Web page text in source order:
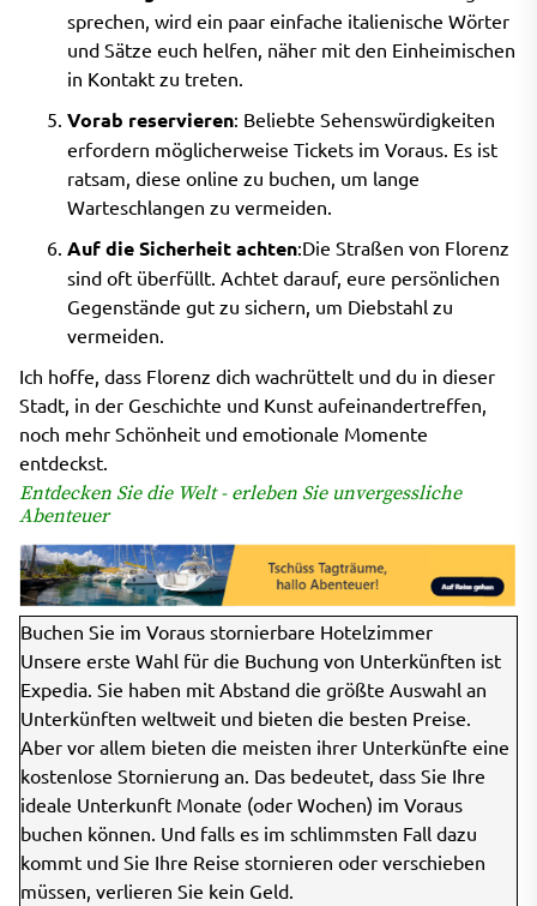
sprechen, wird ein paar einfache italienische Wörter
und Sätze euch helfen, näher mit den Einheimischen
in Kontakt zu treten.
Vorab reservieren: Beliebte Sehenswürdigkeiten
erfordern möglicherweise Tickets im Voraus. Es ist
ratsam, diese online zu buchen, um lange
Warteschlangen zu vermeiden.
Auf die Sicherheit achten:Die Straßen von Florenz
sind oft überfüllt. Achtet darauf, eure persönlichen
Gegenstände gut zu sichern, um Diebstahl zu
vermeiden.
Ich hoffe, dass Florenz dich wachrüttelt und du in dieser
Stadt, in der Geschichte und Kunst aufeinandertreffen,
noch mehr Schönheit und emotionale Momente
entdeckst.
Entdecken Sie die Welt - erleben Sie unvergessliche
Abenteuer
Buchen Sie im Voraus stornierbare Hotelzimmer
Unsere erste Wahl für die Buchung von Unterkünften ist
Expedia. Sie haben mit Abstand die größte Auswahl an
Unterkünften weltweit und bieten die besten Preise.
Aber vor allem bieten die meisten ihrer Unterkünfte eine
kostenlose Stornierung an. Das bedeutet, dass Sie Ihre
ideale Unterkunft Monate (oder Wochen) im Voraus
buchen können. Und falls es im schlimmsten Fall dazu
kommt und Sie Ihre Reise stornieren oder verschieben
müssen, verlieren Sie kein Geld.